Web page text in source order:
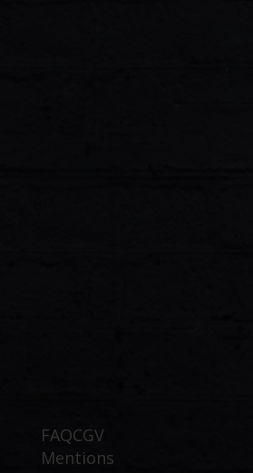
FAQCGV
Mentions